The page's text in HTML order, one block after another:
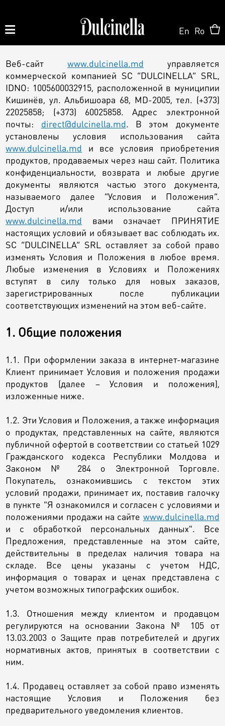
Produse la comandă:
062 10 02 11|060 02 58 58
На Заказ
На Заказ
Торт на заказ
Персонализированный Десерт
Кэнди Бар
Магазин ONLINE
Кондитерская
Торты
Пирожные
Десерт
Круассаны и маффины
Печенье
Плацинда
Raw & Vegan
Торты / Пирожные
Сюрпризы
Топпер
Пати
О нас
Контакты
En Ro
Веб-сайт www.dulcinella.md управляется
коммерческой компанией SC “DULCINELLA” SRL,
IDNO: 1005600032915, расположенной в муниципии
Кишинёв, ул. Альбишоара 68, MD-2005, тел. (+373)
22025858; (+373) 60025858. Адрес электронной
почты: direct@dulcinella.md. В этом документе
установлены условия использования сайта
www.dulcinella.md и все условия приобретения
продуктов, продаваемых через наш сайт. Политика
конфиденциальности, возврата и любые другие
документы являются частью этого документа,
называемого далее “Условия и Положения”.
Доступ и/или использование сайта
www.dulcinella.md вами означает ПРИНЯТИЕ
настоящих условий и обязывает вас соблюдать их.
SC “DULCINELLA” SRL оставляет за собой право
изменять Условия и Положения в любое время.
Любые изменения в Условиях и Положениях
вступят в силу только для новых заказов,
зарегистрированных после публикации
соответствующих изменений на этом веб-сайте.
1. Общие положения
1.1. При оформлении заказа в интернет-магазине
Клиент принимает Условия и положения продажи
продуктов (далее – Условия и положения),
изложенные ниже.
1.2. Эти Условия и Положения, а также информация
о продуктах, представленных на сайте, являются
публичной офертой в соответствии со статьей 1029
Гражданского кодекса Республики Молдова и
Законом № 284 о Электронной Торговле.
Покупатель, ознакомившись с текстом этих
условий продажи, принимает их, поставив галочку
в пункте "Я ознакомился и согласен с условиями и
положениями продажи на сайте www.dulcinella.md
и с обработкой персональных данных". Все
Предложения, представленные на этом сайте,
действительны в пределах наличия товара на
складе. Все цены указаны с учетом НДС,
информация о товарах и ценах представлена с
учетом возможных типографских ошибок.
1.3. Отношения между клиентом и продавцом
регулируются на основании Закона № 105 от
13.03.2003 о Защите прав потребителей и других
нормативных актов, принятых в соответствии с
ним.
1.4. Продавец оставляет за собой право изменять
настоящие Условия и Положения без
предварительного уведомления клиентов.